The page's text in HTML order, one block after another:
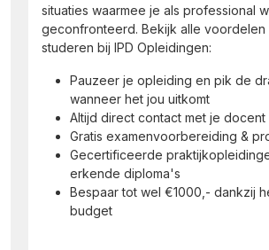
situaties waarmee je als professional
geconfronteerd. Bekijk alle voordelen
studeren bij IPD Opleidingen:
Pauzeer je opleiding en pik de
wanneer het jou uitkomt
Altijd direct contact met je docent
Gratis examenvoorbereiding &
Gecertificeerde
erkende diploma's
Bespaar tot wel €1000,- dankzij
budget